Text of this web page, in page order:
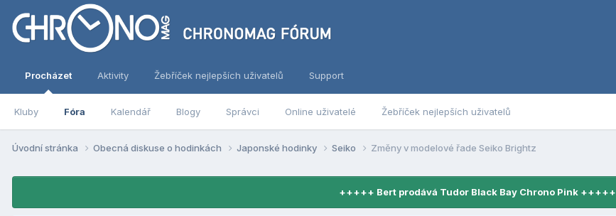
Procházet
Kluby Fóra Kalendář Blogy Správci Online uživatelé Žebříček nejlepších uživatelů
Aktivity Žebříček nejlepších uživatelů Support
Úvodní stránka Obecná diskuse o hodinkách Japonské hodinky Seiko Změny v modelové řade Seiko Brightz
+++++ Bert prodává Tudor Black Bay Chrono Pink +++++